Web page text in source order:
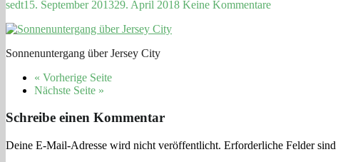
sedt15. September 201329. April 2018 Keine Kommentare
Sonnenuntergang über Jersey City
« Vorherige Seite
Nächste Seite »
Schreibe einen Kommentar
Deine E-Mail-Adresse wird nicht veröffentlicht. Erforderliche Felder